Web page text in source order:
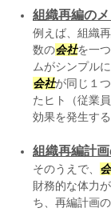
組織再編の
例えば、組織
数の会社を一
ムがシンプル
会社が同じ１
たヒト（従業
効果を発生する
組織再編計
そのうえで、
財務的な体力
ち、再編計画